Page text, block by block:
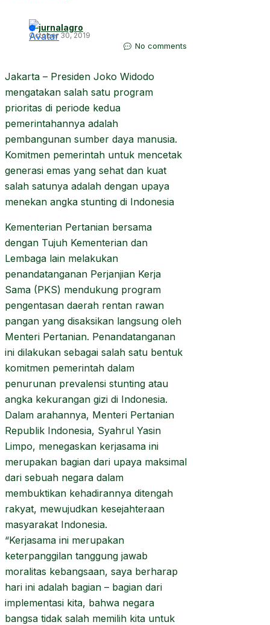
jurnalagro
October 30, 2019
No comments
Jakarta – Presiden Joko Widodo
mengatakan salah satu program
prioritas di periode kedua
pemerintahannya adalah
pembangunan sumber daya manusia.
Komitmen pemerintah untuk mencetak
generasi emas yang sehat dan kuat
salah satunya adalah dengan upaya
menekan angka stunting di Indonesia
Kementerian Pertanian bersama
dengan Tujuh Kementerian dan
Lembaga lain melakukan
penandatanganan Perjanjian Kerja
Sama (PKS) mendukung program
pengentasan daerah rentan rawan
pangan yang disaksikan langsung oleh
Menteri Pertanian. Penandatanganan
ini dilakukan sebagai salah satu bentuk
komitmen pemerintah dalam
penurunan prevalensi stunting atau
angka kekurangan gizi di Indonesia.
Dalam arahannya, Menteri Pertanian
Republik Indonesia, Syahrul Yasin
Limpo, menegaskan kerjasama ini
merupakan bagian dari upaya maksimal
dari sebuah negara dalam
membuktikan kehadirannya ditengah
rakyat, mewujudkan kesejahteraan
masyarakat Indonesia.
“Kerjasama ini merupakan
keterpanggilan tanggung jawab
moralitas kebangsaan, saya berharap
hari ini adalah bagian – bagian dari
implementasi kita, bahwa negara
bangsa tidak salah memilih kita untuk